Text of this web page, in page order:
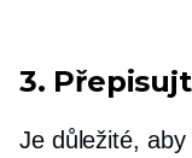
3.
Je důležité,